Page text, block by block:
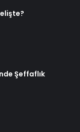
Şeffaflık